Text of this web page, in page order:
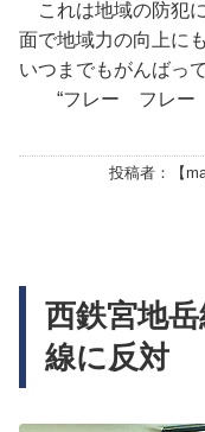
これは地域の防犯
面で地域力の向上に
いつまでもがんばっ
“フレー フレー
投稿者：【
西鉄宮地
線に反対